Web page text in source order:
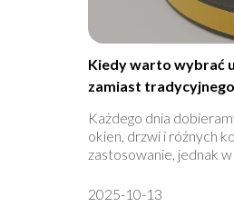
Kiedy warto wybrać
zamiast
Każdego dnia
okien, drzwi i różnych
zastosowanie, jednak w
2025-10-13